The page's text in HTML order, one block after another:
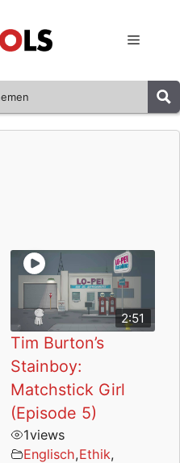
Menü
2:51
Tim Burton’s
Stainboy:
Matchstick Girl
(Episode 5)
1views
Englisch,Ethik,